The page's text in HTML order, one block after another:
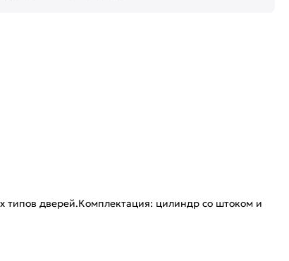
типов дверей.Комплектация: цилиндр со штоком и